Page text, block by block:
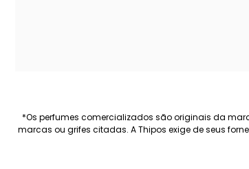
*Os perfumes comercializados são originais da
marcas ou grifes citadas. A Thipos exige de seus